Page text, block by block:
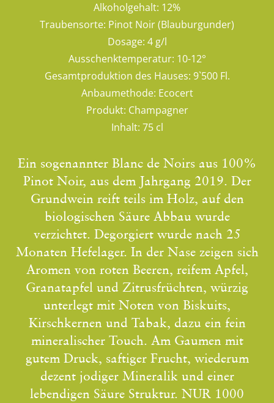
Alkoholgehalt: 12%
Traubensorte: Pinot Noir (Blauburgunder)
Dosage: 4 g/l
Ausschenktemperatur: 10-12°
Gesamtproduktion des Hauses: 9`500 Fl.
Anbaumethode: Ecocert
Produkt: Champagner
Inhalt: 75 cl
Ein sogenannter Blanc de Noirs aus 100%
Pinot Noir, aus dem Jahrgang 2019. Der
Grundwein reift teils im Holz, auf den
biologischen Säure Abbau wurde
verzichtet. Degorgiert wurde nach 25
Monaten Hefelager. In der Nase zeigen sich
Aromen von roten Beeren, reifem Apfel,
Granatapfel und Zitrusfrüchten, würzig
unterlegt mit Noten von Biskuits,
Kirschkernen und Tabak, dazu ein fein
mineralischer Touch. Am Gaumen mit
gutem Druck, saftiger Frucht, wiederum
dezent jodiger Mineralik und einer
lebendigen Säure Struktur. NUR 1000